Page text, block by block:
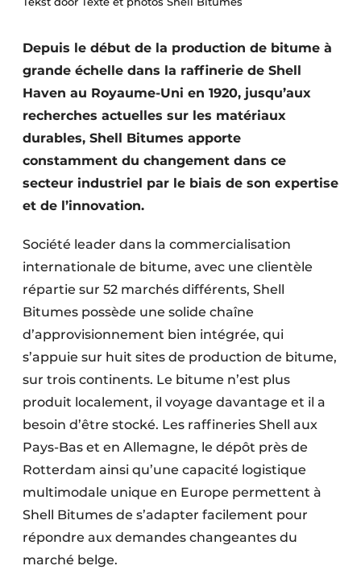
Video’s
Construction bois
Contrôle d’accès
Façades
Géotextiles
Infrastructures souterraines et égouttage
Protection solaire
Sécurité incendie
Software
Techniques ferroviaires
Travaux ferroviaires
Depuis le début de la production de bitume à
grande échelle dans la raffinerie de Shell
Haven au Royaume-Uni en 1920, jusqu’aux
recherches actuelles sur les matériaux
durables, Shell Bitumes apporte
constamment du changement dans ce
secteur industriel par le biais de son expertise
et de l’innovation.
Société leader dans la commercialisation
internationale de bitume, avec une clientèle
répartie sur 52 marchés différents, Shell
Bitumes possède une solide chaîne
d’approvisionnement bien intégrée, qui
s’appuie sur huit sites de production de bitume,
sur trois continents. Le bitume n’est plus
produit localement, il voyage davantage et il a
besoin d’être stocké. Les raffineries Shell aux
Pays-Bas et en Allemagne, le dépôt près de
Rotterdam ainsi qu’une capacité logistique
multimodale unique en Europe permettent à
Shell Bitumes de s’adapter facilement pour
répondre aux demandes changeantes du
marché belge.